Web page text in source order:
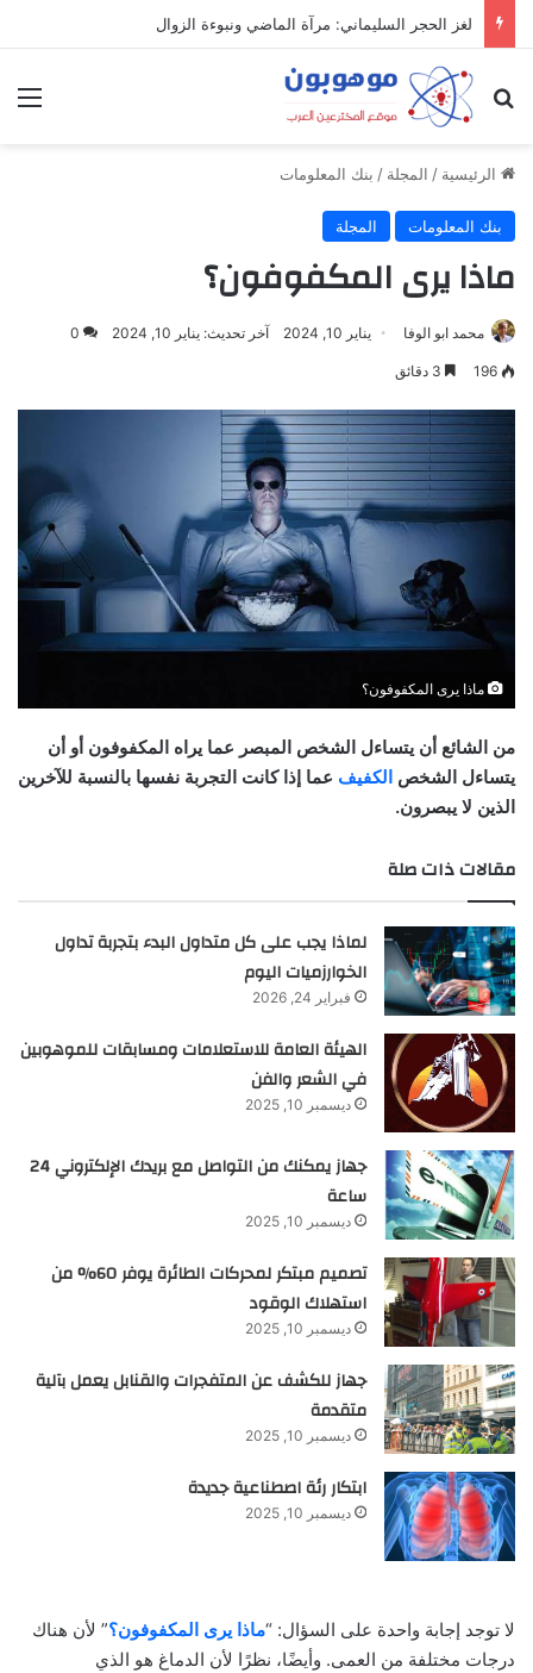
لغز الحجر السليماني: مرآة الماضي ونبوءة الزوال
بحث عن
الرئيسية / المجلة / بنك المعلومات
بنك المعلومات المجلة
ماذا يرى المكفوفون؟
محمد ابو الوفا يناير 10, 2024 آخر تحديث: يناير 10, 2024 0
196
ماذا يرى المكفوفون؟
من الشائع أن يتساءل الشخص المبصر عما يراه المكفوفون أو أن
يتساءل الشخص الكفيف عما إذا كانت التجربة نفسها بالنسبة للآخرين
الذين لا يبصرون.
مقالات ذات صلة
لماذا يجب على كل متداول البدء بتجربة تداول
الخوارزميات اليوم
فبراير 24, 2026
الهيئة العامة للاستعلامات ومسابقات للموهوبين
في الشعر والفن
ديسمبر 10, 2025
جهاز يمكنك من التواصل مع بريدك الإلكتروني 24
ساعة
ديسمبر 10, 2025
تصميم مبتكر لمحركات الطائرة يوفر 60% من
استهلاك الوقود
ديسمبر 10, 2025
جهاز للكشف عن المتفجرات والقنابل يعمل بآلية
متقدمة
ديسمبر 10, 2025
ابتكار رئة اصطناعية جديدة
ديسمبر 10, 2025
لا توجد إجابة واحدة على السؤال: “ماذا يرى المكفوفون؟” لأن هناك
درجات مختلفة من العمى. وأيضًا، نظرًا لأن الدماغ هو الذي